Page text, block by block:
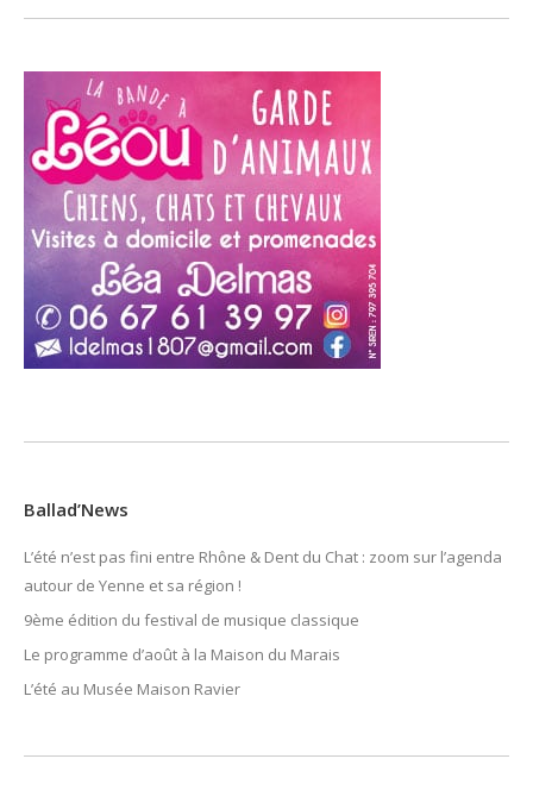
Ballad’News
L’été n’est pas fini entre Rhône & Dent du Chat : zoom sur l’agenda
autour de Yenne et sa région !
9ème édition du festival de musique classique
Le programme d’août à la Maison du Marais
L’été au Musée Maison Ravier